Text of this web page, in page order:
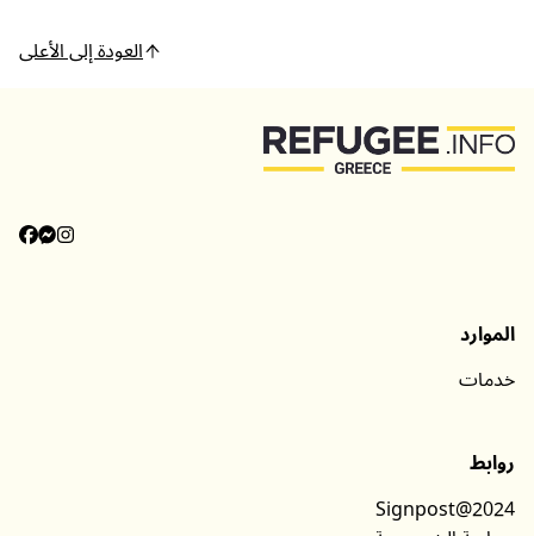
العودة إلى الأعلى
الموارد
خدمات
روابط
Signpost@2024